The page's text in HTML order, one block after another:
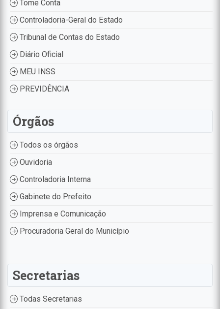
Tome Conta
Controladoria-Geral do Estado
Tribunal de Contas do Estado
Diário Oficial
MEU INSS
PREVIDÊNCIA
Órgãos
Todos os órgãos
Ouvidoria
Controladoria Interna
Gabinete do Prefeito
Imprensa e Comunicação
Procuradoria Geral do Município
Secretarias
Todas Secretarias